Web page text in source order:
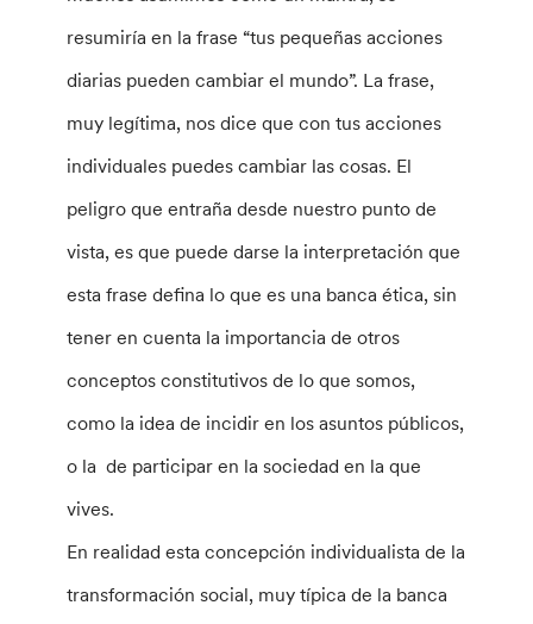
resumiría en la frase “tus pequeñas acciones
diarias pueden cambiar el mundo”. La frase,
muy legítima, nos dice que con tus acciones
individuales puedes cambiar las cosas. El
peligro que entraña desde nuestro punto de
vista, es que puede darse la interpretación que
esta frase defina lo que es una banca ética, sin
tener en cuenta la importancia de otros
conceptos constitutivos de lo que somos,
como la idea de incidir en los asuntos públicos,
o la de participar en la sociedad en la que
vives.
En realidad esta concepción individualista de la
transformación social, muy típica de la banca